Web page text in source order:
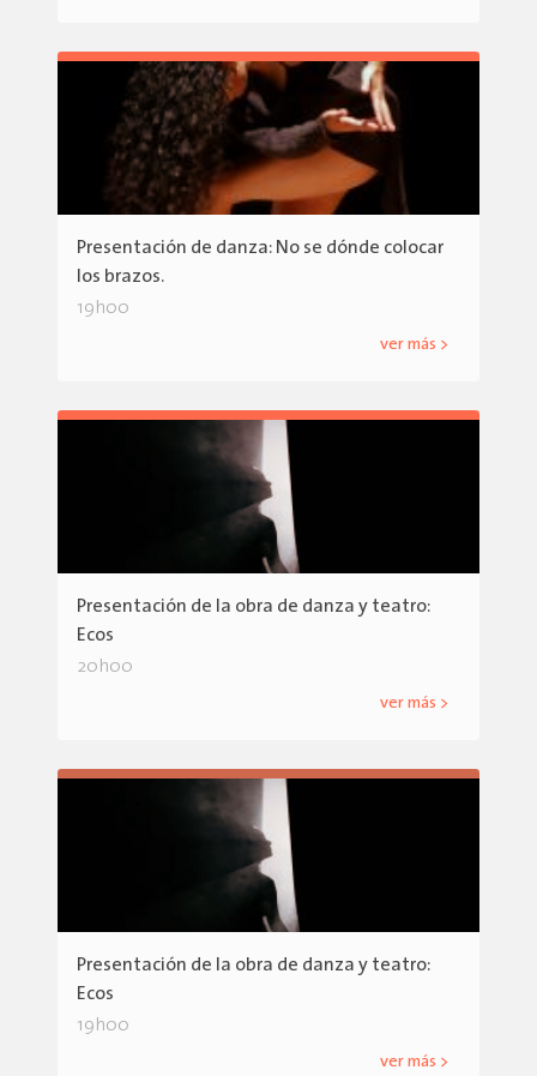
Presentación de danza: No se dónde colocar
los brazos.
19h00
ver más >
Presentación de la obra de danza y teatro:
Ecos
20h00
ver más >
Presentación de la obra de danza y teatro:
Ecos
19h00
ver más >